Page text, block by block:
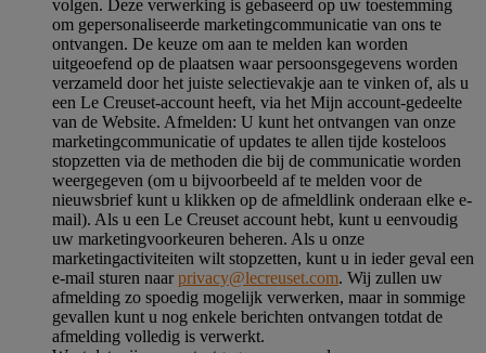
volgen. Deze verwerking is gebaseerd op uw toestemming
om gepersonaliseerde marketingcommunicatie van ons te
ontvangen. De keuze om aan te melden kan worden
uitgeoefend op de plaatsen waar persoonsgegevens worden
verzameld door het juiste selectievakje aan te vinken of, als u
een Le Creuset-account heeft, via het Mijn account-gedeelte
van de Website. Afmelden: U kunt het ontvangen van onze
marketingcommunicatie of updates te allen tijde kosteloos
stopzetten via de methoden die bij de communicatie worden
weergegeven (om u bijvoorbeeld af te melden voor de
nieuwsbrief kunt u klikken op de afmeldlink onderaan elke e-
mail). Als u een Le Creuset account hebt, kunt u eenvoudig
uw marketingvoorkeuren beheren. Als u onze
marketingactiviteiten wilt stopzetten, kunt u in ieder geval een
e-mail sturen naarprivacy@lecreuset.com. Wij zullen uw
afmelding zo spoedig mogelijk verwerken, maar in sommige
gevallen kunt u nog enkele berichten ontvangen totdat de
afmelding volledig is verwerkt.